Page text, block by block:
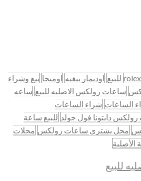
اوديمار بيغيه اوميجا بيع وشراء
ساعات رولكس الاصليه للبيع ساعه
الساعات شراء الساعات
دايتونا فول جولد للبيع ساعة
محل يشتري ساعات رولكس محلات
للبيع